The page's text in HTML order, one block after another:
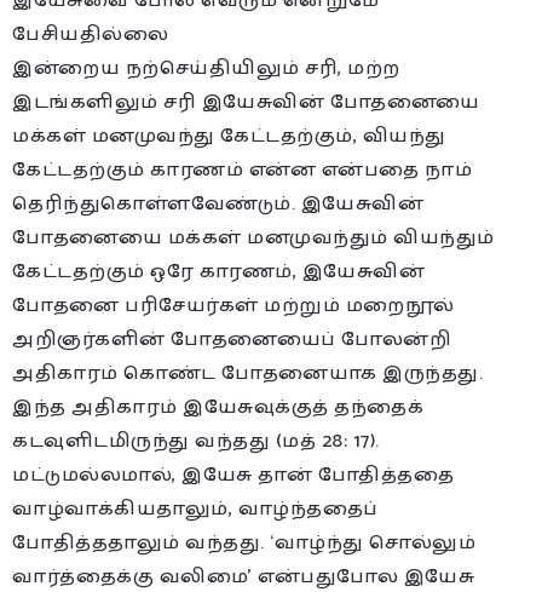
பேசியதில்லை
இன்றைய நற்செய்தியிலும் சரி, மற்ற
இடங்களிலும் சரி இயேசுவின் போதனையை
மக்கள் மனமுவந்து கேட்டதற்கும், வியந்து
கேட்டதற்கும் காரணம் என்ன என்பதை நாம்
தெரிந்துகொள்ளவேண்டும். இயேசுவின்
போதனையை மக்கள் மனமுவந்தும் வியந்தும்
கேட்டதற்கும் ஒரே காரணம், இயேசுவின்
போதனை பரிசேயர்கள் மற்றும் மறைநூல்
அறிஞர்களின் போதனையைப் போலன்றி
அதிகாரம் கொண்ட போதனையாக இருந்தது.
இந்த அதிகாரம் இயேசுவுக்குத் தந்தைக்
கடவுளிடமிருந்து வந்தது (மத் 28: 17).
மட்டுமல்லமால், இயேசு தான் போதித்ததை
வாழ்வாக்கியதாலும், வாழ்ந்ததைப்
போதித்ததாலும் வந்தது. ‘வாழ்ந்து சொல்லும்
வார்த்தைக்கு வலிமை’ என்பதுபோல இயேசு